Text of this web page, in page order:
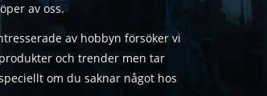
av oss.
av hobbyn försöker vi
och trender men tar
om du saknar något hos